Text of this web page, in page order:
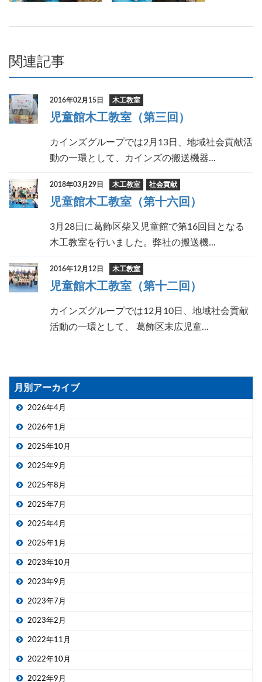
関連記事
2016年02月15日 木工教室
児童館木工教室（第三回）
カインズグループでは2月13日、地域社会貢献活
動の一環として、カインズの搬送機器...
2018年03月29日 木工教室 社会貢献
児童館木工教室（第十六回）
3月28日に葛飾区柴又児童館で第16回目となる
木工教室を行いました。弊社の搬送機...
2016年12月12日 木工教室
児童館木工教室（第十二回）
カインズグループでは12月10日、地域社会貢献
活動の一環として、 葛飾区末広児童...
月別アーカイブ
2026年4月
2026年1月
2025年10月
2025年9月
2025年8月
2025年7月
2025年4月
2025年1月
2023年10月
2023年9月
2023年7月
2023年2月
2022年11月
2022年10月
2022年9月